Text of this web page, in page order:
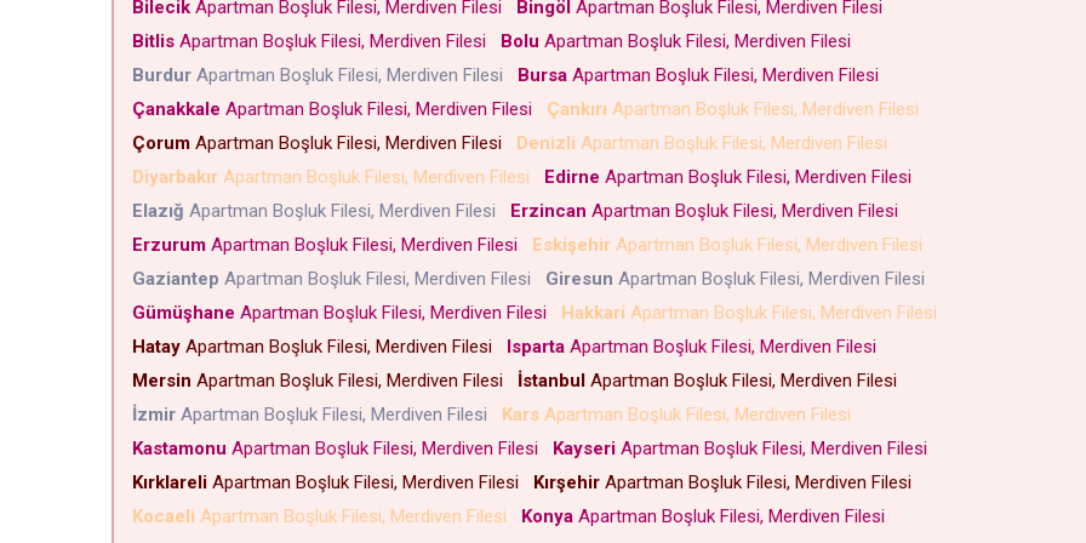
BilecikApartman Boşluk Filesi, Merdiven Filesi BingölApartman Boşluk Filesi, Merdiven Filesi
BitlisApartman Boşluk Filesi, Merdiven Filesi Bolu Apartman Boşluk Filesi, Merdiven Filesi
BurdurApartman Boşluk Filesi, Merdiven Filesi BursaApartman Boşluk Filesi, Merdiven Filesi
Çanakkale Apartman Boşluk Filesi, Merdiven Filesi Çankırı Apartman Boşluk Filesi, Merdiven Filesi
ÇorumApartman Boşluk Filesi, Merdiven Filesi Denizli Apartman Boşluk Filesi, Merdiven Filesi
DiyarbakırApartman Boşluk Filesi, Merdiven Filesi Edirne Apartman Boşluk Filesi, Merdiven Filesi
Elazığ Apartman Boşluk Filesi, Merdiven Filesi Erzincan Apartman Boşluk Filesi, Merdiven Filesi
ErzurumApartman Boşluk Filesi, Merdiven Filesi EskişehirApartman Boşluk Filesi, Merdiven Filesi
Gaziantep Apartman Boşluk Filesi, Merdiven Filesi Giresun Apartman Boşluk Filesi, Merdiven Filesi
Gümüşhane Apartman Boşluk Filesi, Merdiven Filesi Hakkari Apartman Boşluk Filesi, Merdiven Filesi
HatayApartman Boşluk Filesi, Merdiven Filesi IspartaApartman Boşluk Filesi, Merdiven Filesi
Mersin Apartman Boşluk Filesi, Merdiven Filesi İstanbulApartman Boşluk Filesi, Merdiven Filesi
İzmirApartman Boşluk Filesi, Merdiven Filesi KarsApartman Boşluk Filesi, Merdiven Filesi
Kastamonu Apartman Boşluk Filesi, Merdiven Filesi KayseriApartman Boşluk Filesi, Merdiven Filesi
KırklareliApartman Boşluk Filesi, Merdiven Filesi KırşehirApartman Boşluk Filesi, Merdiven Filesi
Kocaeli Apartman Boşluk Filesi, Merdiven Filesi KonyaApartman Boşluk Filesi, Merdiven Filesi